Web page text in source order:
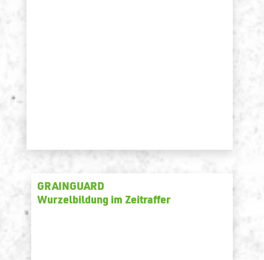
GRAINGUARD
Wurzelbildung im Zeitraffer